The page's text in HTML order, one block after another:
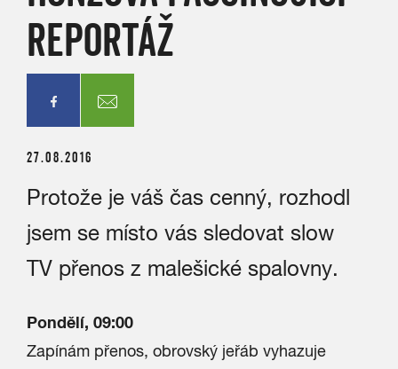
REPORTÁŽ
27.08.2016
Protože je váš čas cenný, rozhodl
jsem se místo vás sledovat slow
TV přenos z malešické spalovny.
Pondělí, 09:00
Zapínám přenos, obrovský jeřáb vyhazuje